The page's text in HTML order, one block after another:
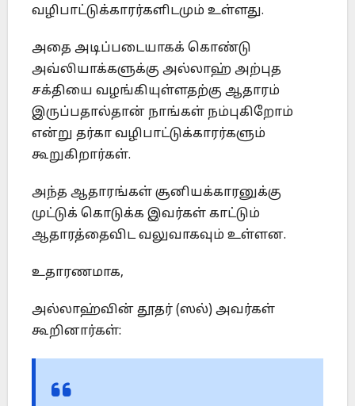
வழிபாட்டுக்காரர்களிடமும் உள்ளது.
அதை அடிப்படையாகக் கொண்டு
அவ்லியாக்களுக்கு அல்லாஹ் அற்புத
சக்தியை வழங்கியுள்ளதற்கு ஆதாரம்
இருப்பதால்தான் நாங்கள் நம்புகிறோம்
என்று தர்கா வழிபாட்டுக்காரர்களும்
கூறுகிறார்கள்.
அந்த ஆதாரங்கள் சூனியக்காரனுக்கு
முட்டுக் கொடுக்க இவர்கள் காட்டும்
ஆதாரத்தைவிட வலுவாகவும் உள்ளன.
உதாரணமாக,
அல்லாஹ்வின் தூதர் (ஸல்) அவர்கள்
கூறினார்கள்: